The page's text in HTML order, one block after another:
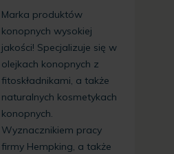
Marka produktów
konopnych wysokiej
jakości! Specjalizuje się w
olejkach konopnych z
fitoskładnikami, a także
naturalnych kosmetykach
konopnych.
Wyznacznikiem pracy
firmy Hempking, a także